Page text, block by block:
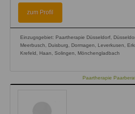
zum Profil
Einzugsgebiet: Paartherapie Düsseldorf,
Meerbusch, Duisburg, Dormagen, Leverkusen,
Krefeld, Haan, Solingen, Mönchengladbach
Paartherapie